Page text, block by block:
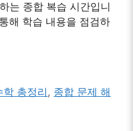
는 종합 복습 시간입니
해 학습 내용을 점검하
학 총정리, 종합 문제 해